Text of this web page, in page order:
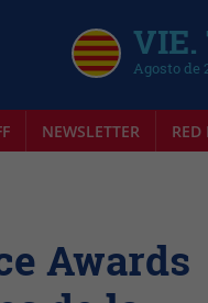
VIE.
Agosto de
NEWSLETTER
Awards